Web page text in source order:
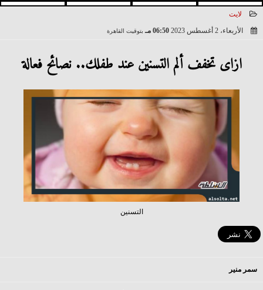
لايت
الأربعاء، 2 أغسطس 2023
06:50 مـ بتوقيت القاهرة
ازاى تخفف ألم التسنين عند طفلك.. نصائح فعالة
التسنين
سمر منير